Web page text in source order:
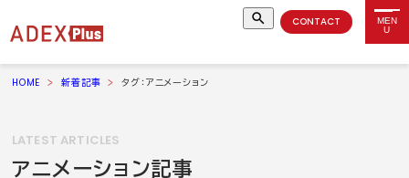
MEN
U
CONTACT
HOME 新着記事 タグ：アニメーション
LATEST ARTICLES
アニメーション記事